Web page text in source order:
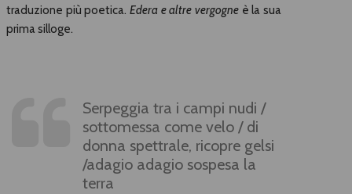
traduzione più poetica. Edera e altre vergogne è la sua
prima silloge.
Serpeggia tra i campi nudi /
sottomessa come velo / di
donna spettrale, ricopre gelsi
/adagio adagio sospesa la
terra